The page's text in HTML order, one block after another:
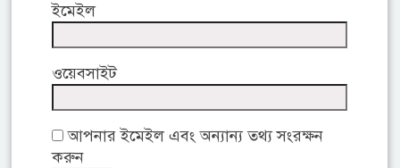
ইমেইল
ওয়েবসাইট
আপনার ইমেইল এবং অন্যান্য তথ্য সংরক্ষন
করুন